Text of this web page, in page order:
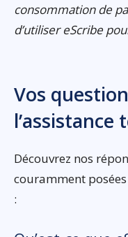
consommation de
d’utiliser eScribe
Vos
l’assistance
Découvrez nos
couramment posées
: